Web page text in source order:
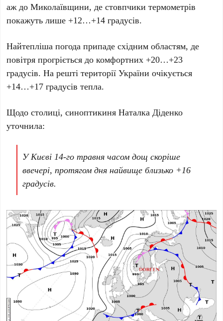
аж доМиколаївщини, де стовпчики термометрів
покажуть лише +12…+14 градусів.
Найтепліша погода припаде східним областям, де
повітря прогріється до комфортних +20…+23
градусів. На решті території України очікується
+14…+17 градусів тепла.
Щодо столиці, синоптикиняНаталка Діденко
уточнила:
У Києві 14-го травня часом дощ скоріше
ввечері, протягом дня найвище близько +16
градусів.